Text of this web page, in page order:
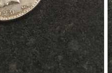
gallery
view